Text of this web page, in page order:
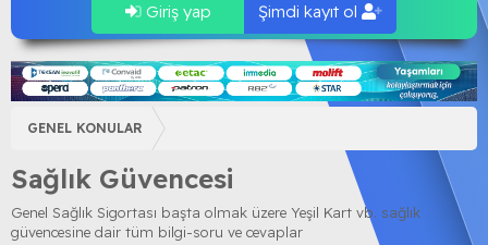
Giriş yap Şimdi kayıt ol
GENEL KONULAR
Sağlık Güvencesi
Genel Sağlık Sigortası başta olmak üzere Yeşil Kart vb. sağlık
güvencesine dair tüm bilgi-soru ve cevaplar